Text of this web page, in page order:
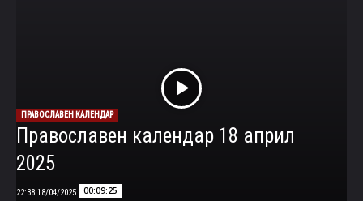
ПРАВОСЛАВЕН КАЛЕНДАР
Православен календар 18 април
2025
00:09:25
18/04/2025 22:38